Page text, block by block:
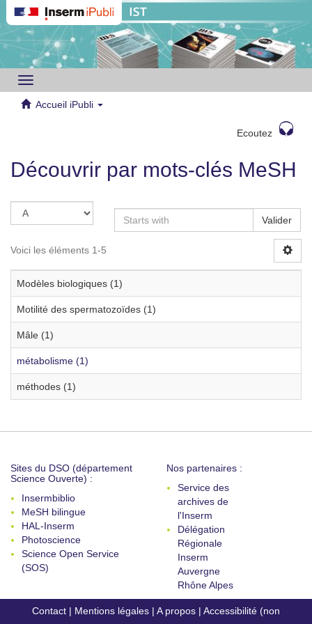
Toggle
navigation
Accueil iPubli
Ecoutez
Découvrir par mots-clés MeSH
Valider
Voici les éléments 1-5
Modèles biologiques (1)
Motilité des spermatozoïdes (1)
Mâle (1)
métabolisme (1)
méthodes (1)
Sites du DSO (département
Science Ouverte) :
Insermbiblio
MeSH bilingue
HAL-Inserm
Photoscience
Science Open Service
(SOS)
Nos partenaires :
Service des
archives de
l'Inserm
Délégation
Régionale
Inserm
Auvergne
Rhône Alpes
Contact | Mentions légales | A propos | Accessibilité (non